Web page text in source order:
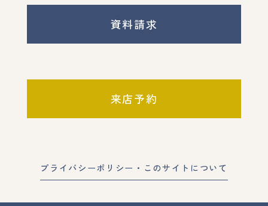
資料請求
来店予約
プライバシーポリシー・このサイトについて